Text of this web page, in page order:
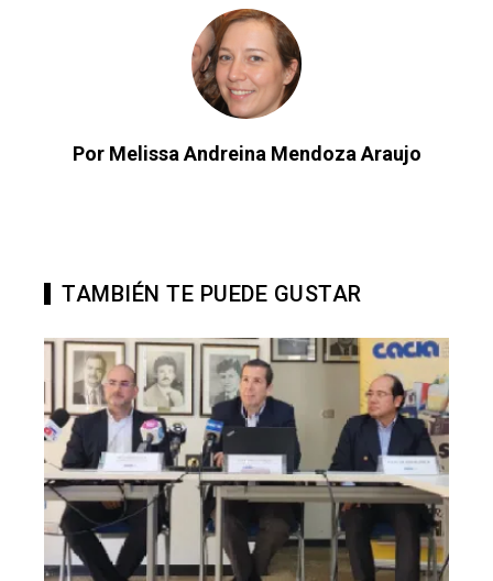
Por Melissa Andreina Mendoza Araujo
TAMBIÉN TE PUEDE GUSTAR